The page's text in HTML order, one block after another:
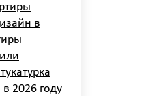
в
2026 году